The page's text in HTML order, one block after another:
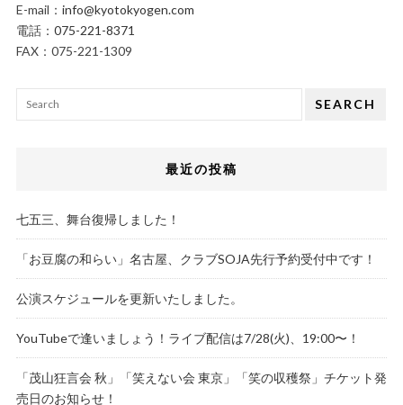
E-mail： info@kyotokyogen.com
電話： 075-221-8371
FAX：075-221-1309
SEARCH
最近の投稿
七五三、舞台復帰しました！
「お豆腐の和らい」名古屋、クラブSOJA先行予約受付中です！
公演スケジュールを更新いたしました。
YouTubeで逢いましょう！ライブ配信は7/28(火)、19:00〜！
「茂山狂言会 秋」「笑えない会 東京」「笑の収穫祭」チケット発
売日のお知らせ！